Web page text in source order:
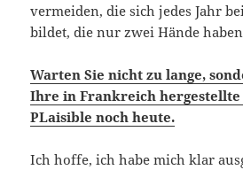
vermeiden, die sich jedes Jahr
bildet, die nur zwei Hände
Warten Sie nicht zu lange,
Ihre in Frankreich
PLaisible noch heute.
Ich hoffe, ich habe mich klar